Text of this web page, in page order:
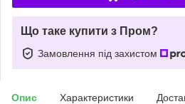
Що таке купити з Пром?
Замовлення під захистом
Опис Характеристики